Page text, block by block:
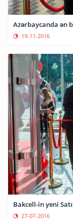
Azərbaycanda ən
19-11-2016
Bakcell-in yeni
27-07-2016